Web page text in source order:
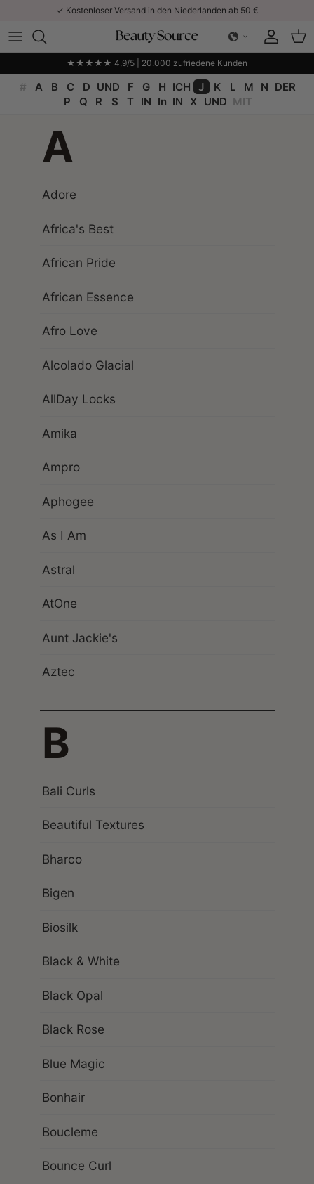
Direkt zum Inhalt✓ Kostenloser Versand in den Niederlanden ab 50 €
Konto
★★★★★ 4,9/5 | 20.000 zufriedene Kunden
# A B C D UND F G H ICH J K L M N DER
P
Q R S T IN In IN X UND MIT
A
Adore
Africa's Best
African Pride
African Essence
Afro Love
Alcolado Glacial
AllDay Locks
Amika
Ampro
Aphogee
As I Am
Astral
AtOne
Aunt Jackie's
Aztec
B
Bali Curls
Beautiful Textures
Bharco
Bigen
Biosilk
Black & White
Black Opal
Black Rose
Blue Magic
Bonhair
Boucleme
Bounce Curl